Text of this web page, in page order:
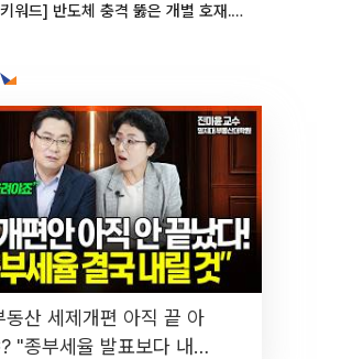
[증시키워드] 반도체 충격 뚫은 개별 호재...포스코퓨처엠·에코프로·한화솔루션 '눈길'
동산 세제개편 아직 끝 아
"종부세율 발표보다 내릴